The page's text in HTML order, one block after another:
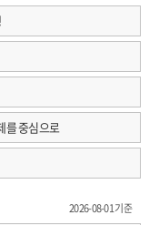
를 중심으로
2026-08-01 기준